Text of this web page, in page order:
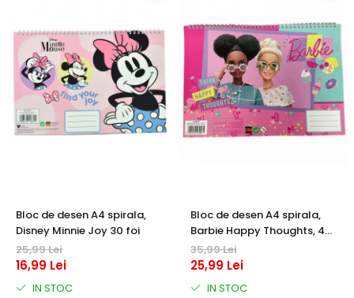
Bloc de desen A4 spirala,
Disney Minnie Joy 30 foi
25,99 Lei
16,99 Lei
IN STOC
Bloc de desen A4 spirala,
Barbie Happy Thoughts, 40
foi si stickere
35,99 Lei
25,99 Lei
IN STOC